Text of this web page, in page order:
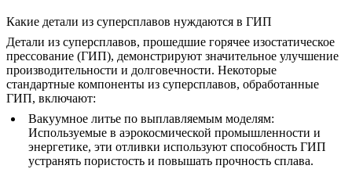
Какие детали из суперсплавов нуждаются в ГИП
Детали из суперсплавов, прошедшие горячее изостатическое
прессование (ГИП), демонстрируют значительное улучшение
производительности и долговечности. Некоторые
стандартные компоненты из суперсплавов, обработанные
ГИП, включают:
Вакуумное литье по выплавляемым моделям:
Используемые в аэрокосмической промышленности и
энергетике, эти отливки используют способность ГИП
устранять пористость и повышать прочность сплава.